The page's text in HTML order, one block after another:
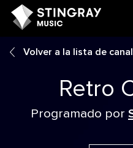
Volver a la lista de
Retro
Programado por